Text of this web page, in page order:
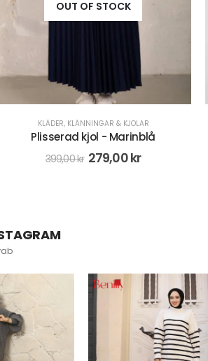
KLÄDER,STICKAT
Ribbstickad Tröja - Beige
258,00kr